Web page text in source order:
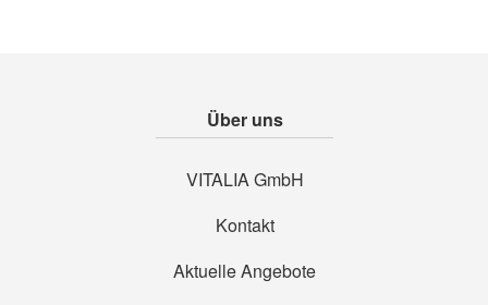
Über uns
VITALIA GmbH
Kontakt
Aktuelle Angebote